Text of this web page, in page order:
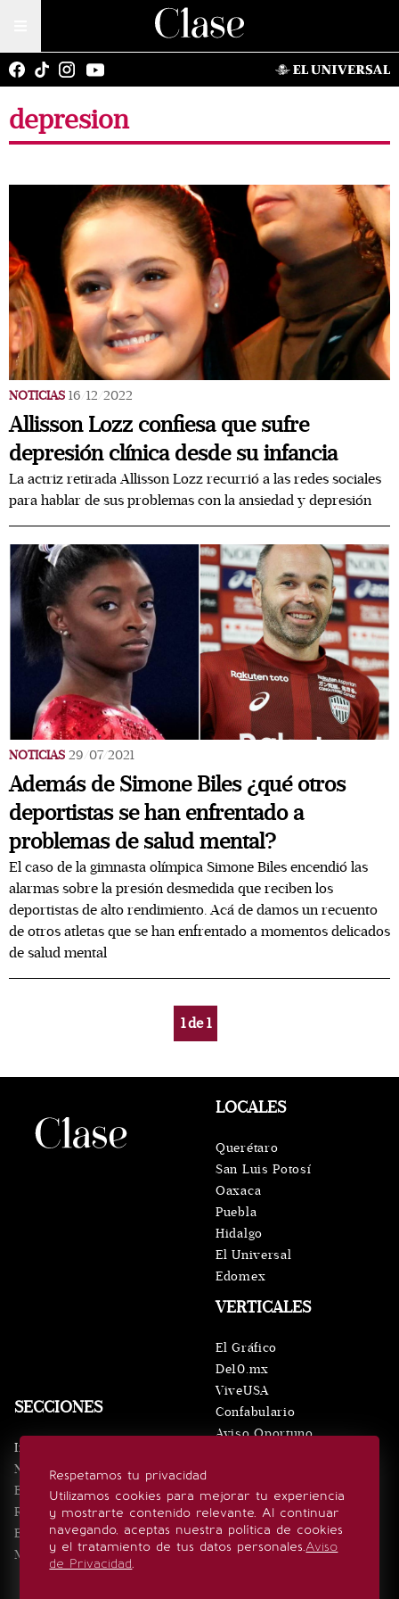
depresion
NOTICIAS 16/12/2022
Allisson Lozz confiesa que sufre
depresión clínica desde su infancia
La actriz retirada Allisson Lozz recurrió a las redes sociales
para hablar de sus problemas con la ansiedad y depresión
NOTICIAS 29/07/2021
Además de Simone Biles ¿qué otros
deportistas se han enfrentado a
problemas de salud mental?
El caso de la gimnasta olímpica Simone Biles encendió las
alarmas sobre la presión desmedida que reciben los
deportistas de alto rendimiento. Acá de damos un recuento
de otros atletas que se han enfrentado a momentos delicados
de salud mental
1de1
Respetamos tu privacidad
Utilizamos cookies para mejorar tu experiencia
y mostrarte contenido relevante. Al continuar
navegando, aceptas nuestra política de cookies
y el tratamiento de tus datos personales.Aviso
de Privacidad.
SECCIONES
Inicio
Noticias
Eventos
Realeza
Estilo de vida
Minuto x Minuto
VERTICALES
El Gráfico
De10.mx
ViveUSA
Confabulario
Aviso Oportuno
LOCALES
Querétaro
San Luis Potosí
Oaxaca
Puebla
Hidalgo
El Universal
Edomex
SÍGUENOS